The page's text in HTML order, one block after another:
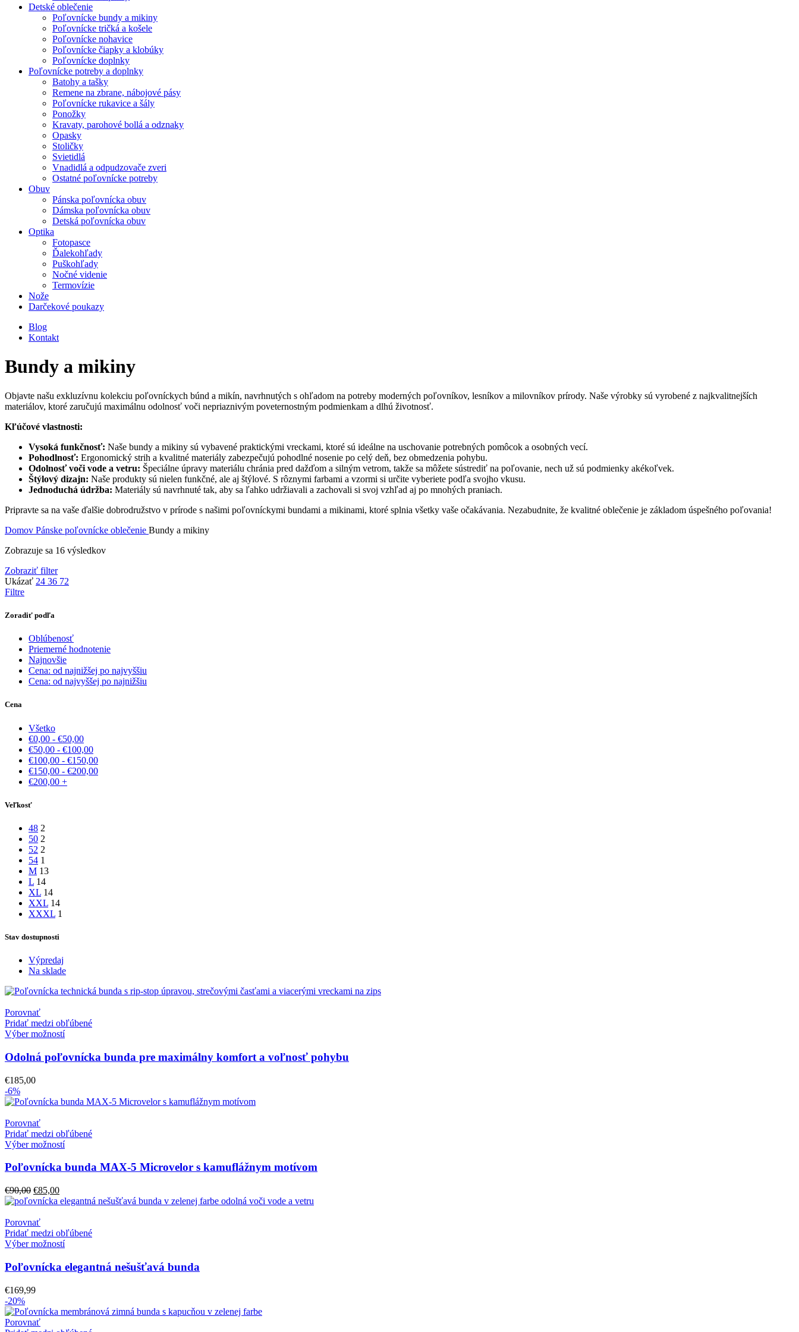
Detské oblečenie
Poľovnícke bundy a mikiny
Poľovnícke tričká a košele
Poľovnícke nohavice
Poľovnícke čiapky a klobúky
Poľovnícke doplnky
Poľovnícke potreby a doplnky
Batohy a tašky
Remene na zbrane, nábojové pásy
Poľovnícke rukavice a šály
Ponožky
Kravaty, parohové bollá a odznaky
Opasky
Stoličky
Svietidlá
Vnadidlá a odpudzovače zveri
Ostatné poľovnícke potreby
Obuv
Pánska poľovnícka obuv
Dámska poľovnícka obuv
Detská poľovnícka obuv
Optika
Fotopasce
Ďalekohľady
Puškohľady
Nočné videnie
Termovízie
Nože
Darčekové poukazy
Blog
Kontakt
Bundy a mikiny
Objavte našu exkluzívnu kolekciu poľovníckych búnd a mikín, navrhnutých s ohľadom na potreby moderných poľovníkov, lesníkov a milovníkov prírody. Naše výrobky sú vyrobené z najkvalitnejších
materiálov, ktoré zaručujú maximálnu odolnosť voči nepriaznivým poveternostným podmienkam a dlhú životnosť.
Kľúčové vlastnosti:
Vysoká funkčnosť: Naše bundy a mikiny sú vybavené praktickými vreckami, ktoré sú ideálne na uschovanie potrebných pomôcok a osobných vecí.
Pohodlnosť: Ergonomický strih a kvalitné materiály zabezpečujú pohodlné nosenie po celý deň, bez obmedzenia pohybu.
Odolnosť voči vode a vetru: Špeciálne úpravy materiálu chránia pred dažďom a silným vetrom, takže sa môžete sústrediť na poľovanie, nech už sú podmienky akékoľvek.
Štýlový dizajn: Naše produkty sú nielen funkčné, ale aj štýlové. S rôznymi farbami a vzormi si určite vyberiete podľa svojho vkusu.
Jednoduchá údržba: Materiály sú navrhnuté tak, aby sa ľahko udržiavali a zachovali si svoj vzhľad aj po mnohých praniach.
Pripravte sa na vaše ďalšie dobrodružstvo v prírode s našimi poľovníckymi bundami a mikinami, ktoré splnia všetky vaše očakávania. Nezabudnite, že kvalitné oblečenie je základom úspešného poľovania!
Domov Pánske poľovnícke oblečenie Bundy a mikiny
Zobrazuje sa 16 výsledkov
Zobraziť filter
Ukázať 24 36 72
Filtre
Zoradiť podľa
Oblúbenosť
Priemerné hodnotenie
Najnovšie
Cena: od najnižšej po najvyššiu
Cena: od najvyššej po najnižšiu
Cena
Všetko
€0,00 - €50,00
€50,00 - €100,00
€100,00 - €150,00
€150,00 - €200,00
€200,00 +
Veľkosť
48 2
50 2
52 2
54 1
M 13
L 14
XL 14
XXL 14
XXXL 1
Stav dostupnosti
Výpredaj
Na sklade
Porovnať
Pridať medzi obľúbené
Výber možností
Odolná poľovnícka bunda pre maximálny komfort a voľnosť pohybu
€185,00
-6%
Porovnať
Pridať medzi obľúbené
Výber možností
Poľovnícka bunda MAX-5 Microvelor s kamuflážnym motívom
€90,00 Pôvodná
cena
€90,00.
€85,00Aktuálna
cena
Porovnať
Pridať medzi obľúbené
Výber možností
Poľovnícka elegantná nešušťavá bunda
€169,99
-20%
Porovnať